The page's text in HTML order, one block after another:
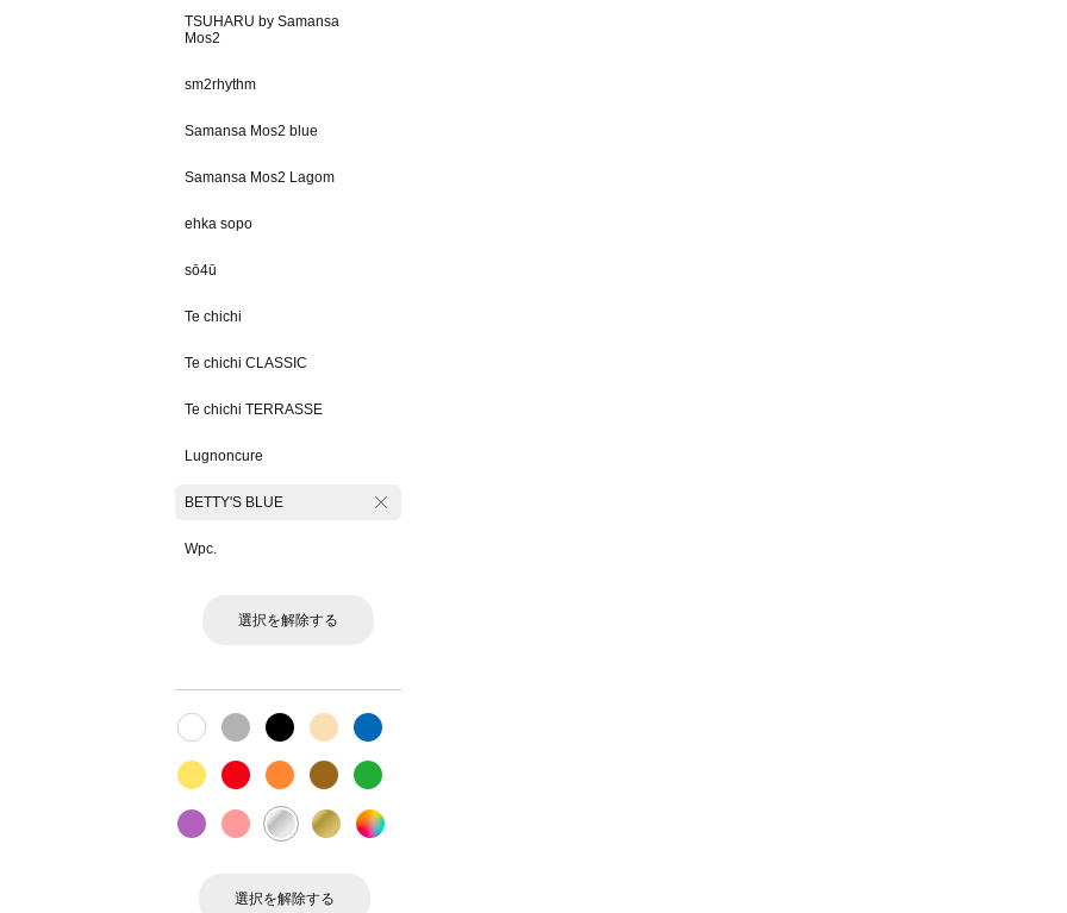
TSUHARU by Samansa
Mos2
sm2rhythm
Samansa Mos2 blue
Samansa Mos2 Lagom
ehka sopo
sō4ū
Te chichi
Te chichi CLASSIC
Te chichi TERRASSE
Lugnoncure
BETTY'S BLUE
Wpc.
選択を解除する
選択を解除する